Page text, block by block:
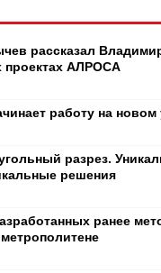
рассказал
проектах АЛРОСА
работу на новом
разрез.
решения
ранее